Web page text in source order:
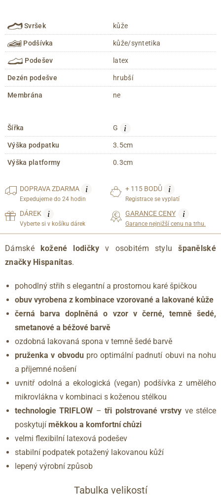
Svršek kůže
Podšívka kůže/syntetika
Podešev latex
Dezén podešve hrubší
Membrána ne
Šířka G i
Výška podpatku 3.5cm
Výška platformy 0.3cm
DOPRAVAZDARMA i
Expedujeme do 24 hodin
+ 115 BODŮ i
Registrace se vyplatí
DÁREK i
Vyberte si v košíku dárek
GARANCE CENY i
Garance nejnižší cenu na trhu.
Dámské kožené lodičky v osobitém stylu španělské
značky Hispanitas.
pohodlný střih s elegantní a prostornou karé špičkou
obuv vyrobena z kombinace vzorované a lakované kůže
černá barva doplněná o vzor v černé, temně šedé,
smetanové a béžové barvě
ozdobná lakovaná spona v temně šedé barvě
pruženka v obvodupro optimální padnutí obuvi na nohu
a příjemné nošení
uvnitř odolná a ekologická (vegan) podšívka z umělého
mikrovlákna v kombinaci s koženou stélkou
technologie TRIFLOW –tři polstrované vrstvy ve stélce
poskytují měkkou a komfortní chůzi
velmi flexibilní latexová podešev
stabilní podpatek potažený lakovanou kůží
lepený výrobní způsob
Tabulka velikostí